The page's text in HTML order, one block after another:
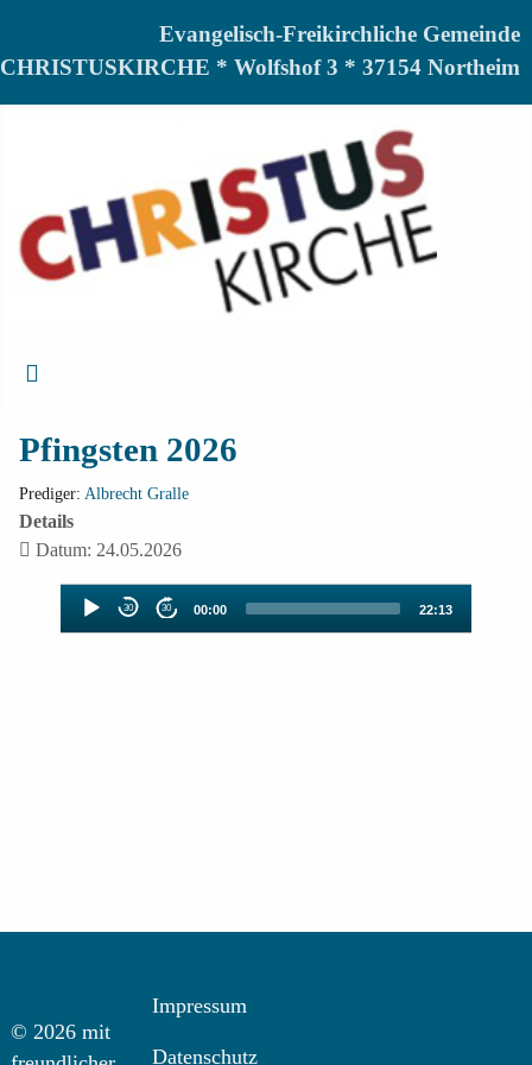
Evangelisch-Freikirchliche Gemeinde
CHRISTUSKIRCHE * Wolfshof 3 * 37154 Northeim
Pfingsten 2026
Prediger: Albrecht Gralle
Details
Datum: 24.05.2026
Audio-
30 30 00:00 22:13
© 2026 mit
Impressum
Datenschutz